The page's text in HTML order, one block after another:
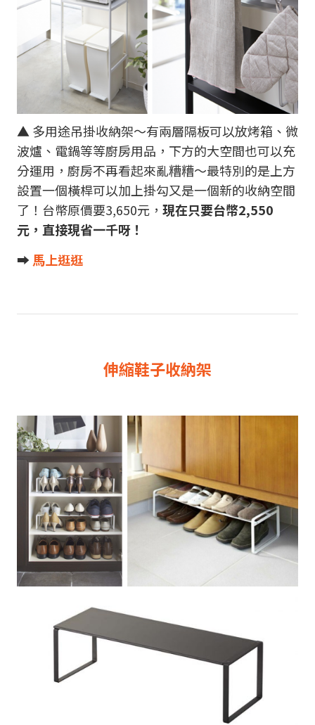
▲ 多用途吊掛收納架～有兩層隔板可以放烤箱、微
波爐、電鍋等等廚房用品，下方的大空間也可以充
分運用，廚房不再看起來亂糟糟～最特別的是上方
設置一個橫桿可以加上掛勾又是一個新的收納空間
了！台幣原價要3,650元， 現在只要台幣2,550
元，直接現省一千呀！
➡︎ 馬上逛逛
伸縮鞋子收納架